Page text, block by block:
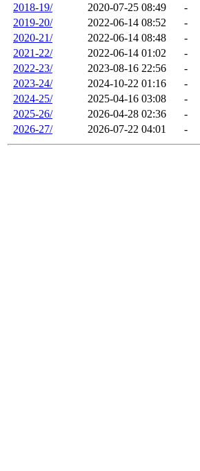
2018-19/
2020-07-25 08:49
-
2019-20/
2022-06-14 08:52
-
2020-21/
2022-06-14 08:48
-
2021-22/
2022-06-14 01:02
-
2022-23/
2023-08-16 22:56
-
2023-24/
2024-10-22 01:16
-
2024-25/
2025-04-16 03:08
-
2025-26/
2026-04-28 02:36
-
2026-27/
2026-07-22 04:01 -